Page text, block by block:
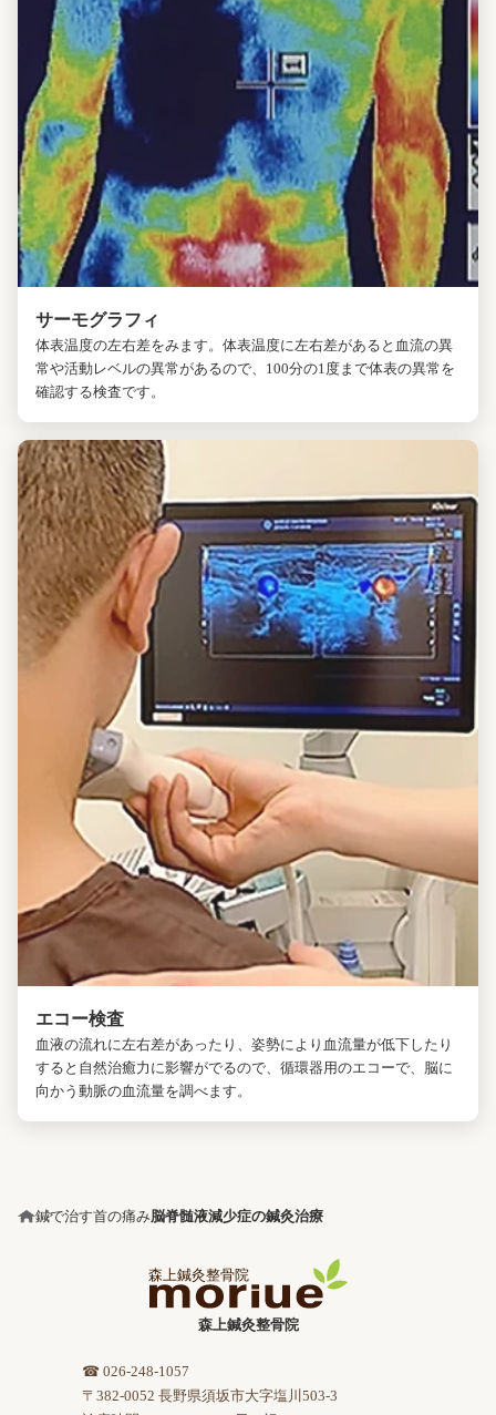
サーモグラフィ
体表温度の左右差をみます。体表温度に左右差があると血流の異
常や活動レベルの異常があるので、100分の1度まで体表の異常を
確認する検査です。
エコー検査
血液の流れに左右差があったり、姿勢により血流量が低下したり
すると自然治癒力に影響がでるので、循環器用のエコーで、脳に
向かう動脈の血流量を調べます。
鍼で治す首の痛み脳脊髄液減少症の鍼灸治療
森上鍼灸整骨院
☎ 026-248-1057
〒382-0052 長野県須坂市大字塩川503-3